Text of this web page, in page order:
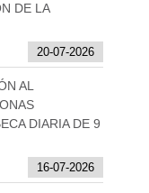
DE LA
20-07-2026
AL
DIARIA DE 9
16-07-2026